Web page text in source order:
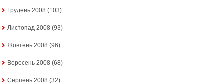
Грудень 2008 (103)
Листопад 2008 (93)
Жовтень 2008 (96)
Вересень 2008 (68)
Серпень 2008 (32)